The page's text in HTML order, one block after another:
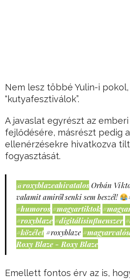
Nem lesz többé Yulin-i
“kutyafesztiválok”.
A javaslat egyrészt az
fejlődésére, másrészt pedig
ellenérzésekre hivatkozva
fogyasztását.
@roxyblazeahivatalos Orbán
valamit amiről senki sem beszél!
#humoros #magyartiktok
#roxyblaze #digitálisinfluenszer
#közélet #roxyblaze
Roxy Blaze - Roxy Blaze
Emellett fontos érv az is,